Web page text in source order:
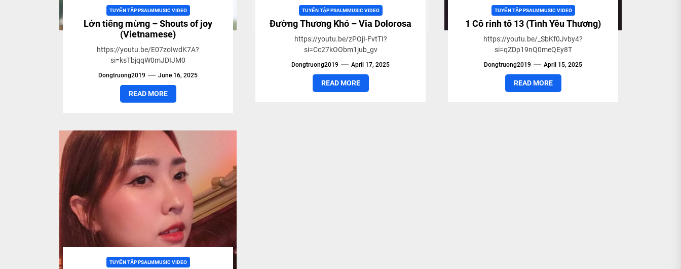
TUYỂN TẬP PSALMMUSIC VIDEO
Lớn tiếng mừng – Shouts of joy
(Vietnamese)
https://youtu.be/E07zoIwdK7A?
si=ksTbjqqW0mJDIJM0
Dongtruong2019 June 16, 2025
READ MORE
TUYỂN TẬP PSALMMUSIC VIDEO
Đường Thương Khó – Via Dolorosa
https://youtu.be/zPOjI-FvtTI?
si=Cc27kOObm1jub_gv
Dongtruong2019 April 17, 2025
READ MORE
TUYỂN TẬP PSALMMUSIC VIDEO
1 Cô rinh tô 13 (Tình Yêu Thương)
https://youtu.be/_SbKf0Jvby4?
si=qZDp19nQ0meQEy8T
Dongtruong2019 April 15, 2025
READ MORE
TUYỂN TẬP PSALMMUSIC VIDEO